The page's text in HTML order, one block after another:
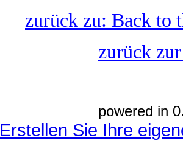
zurück zu: Back to
zurück
powered in
Erstellen Sie Ihre